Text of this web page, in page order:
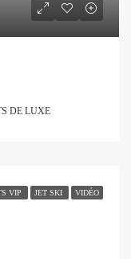
DE LUXE
VIP JET SKI VIDÉO